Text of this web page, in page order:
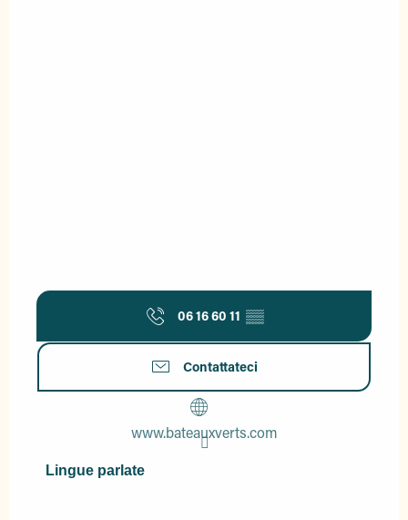
06 16 60 11 ▒▒
Contattateci
www.bateauxverts.com
Lingue parlate
Lingue parlate